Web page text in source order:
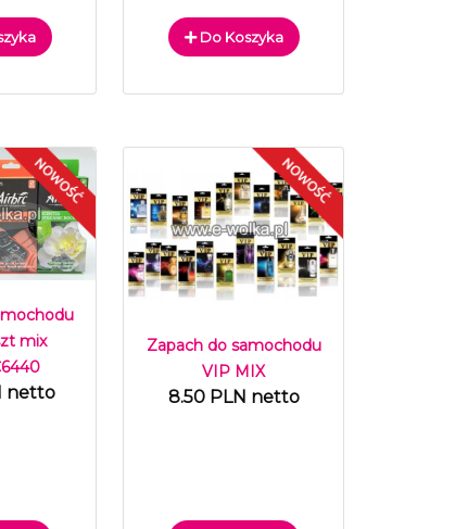
Do Koszyka
mix
netto
Zapach do samochodu
VIP MIX
8.50 PLN netto